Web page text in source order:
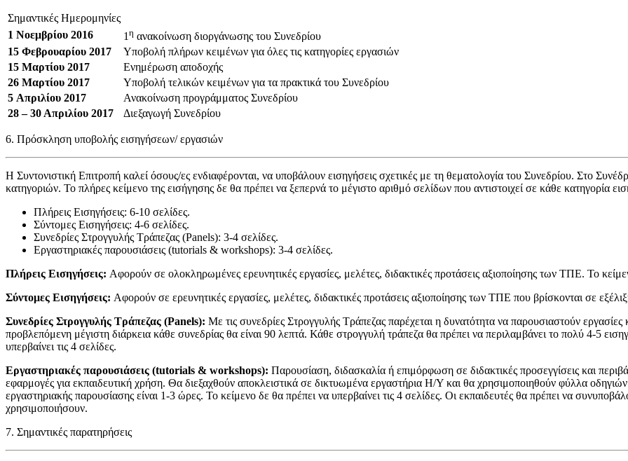
Σημαντικές Ημερομηνίες
1 Νοεμβρίου 2016 1 η ανακοίνωση διοργάνωσης του Συνεδρίου
15 Φεβρουαρίου 2017
Υποβολή πλήρων κειμένων για όλες τις κατηγορίες εργασιών
15 Μαρτίου 2017
Ενημέρωση αποδοχής
26 Μαρτίου 2017
Υποβολή τελικών κειμένων για τα πρακτικά του Συνεδρίου
5 Απριλίου 2017
Ανακοίνωση προγράμματος Συνεδρίου
28 – 30 Απριλίου 2017
Διεξαγωγή Συνεδρίου
6. Πρόσκληση υποβολής εισηγήσεων/ εργασιών
Η Συντονιστική Επιτροπή καλεί όσους/ες ενδιαφέρονται, να υποβάλουν εισηγήσεις σχετικές με τη θεματολογία του Συνεδρίου. Στο
κατηγοριών. Το πλήρες κείμενο της εισήγησης δε θα πρέπει να ξεπερνά το μέγιστο αριθμό σελίδων που αντιστοιχεί σε κάθε κατηγορία
Πλήρεις Εισηγήσεις: 6-10 σελίδες.
Σύντομες Εισηγήσεις: 4-6 σελίδες.
Συνεδρίες Στρογγυλής Τράπεζας (Panels): 3-4 σελίδες.
Εργαστηριακές παρουσιάσεις (tutorials & workshops): 3-4 σελίδες.
Πλήρεις Εισηγήσεις: Αφορούν σε ολοκληρωμένες ερευνητικές εργασίες, μελέτες, διδακτικές προτάσεις αξιοποίησης των ΤΠΕ. Το
Σύντομες Εισηγήσεις: Αφορούν σε ερευνητικές εργασίες, μελέτες, διδακτικές προτάσεις αξιοποίησης των ΤΠΕ που βρίσκονται σε
Συνεδρίες Στρογγυλής Τράπεζας (Panels): Με τις συνεδρίες Στρογγυλής Τράπεζας παρέχεται η δυνατότητα να παρουσιαστούν
προβλεπόμενη μέγιστη διάρκεια κάθε συνεδρίας θα είναι 90 λεπτά. Κάθε στρογγυλή τράπεζα θα πρέπει να περιλαμβάνει το πολύ 4-5
υπερβαίνει τις 4 σελίδες.
Εργαστηριακές παρουσιάσεις (tutorials & workshops): Παρουσίαση, διδασκαλία ή επιμόρφωση σε διδακτικές προσεγγίσεις και
εφαρμογές για εκπαιδευτική χρήση. Θα διεξαχθούν αποκλειστικά σε δικτυωμένα εργαστήρια Η/Υ και θα χρησιμοποιηθούν φύλλα
εργαστηριακής παρουσίασης είναι 1-3 ώρες. Το κείμενο δε θα πρέπει να υπερβαίνει τις 4 σελίδες. Οι εκπαιδευτές θα πρέπει να
χρησιμοποιήσουν.
7. Σημαντικές παρατηρήσεις